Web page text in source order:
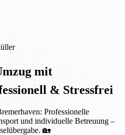
mit
& Stressfrei
Professionelle
und individuelle Betreuung –
🏡